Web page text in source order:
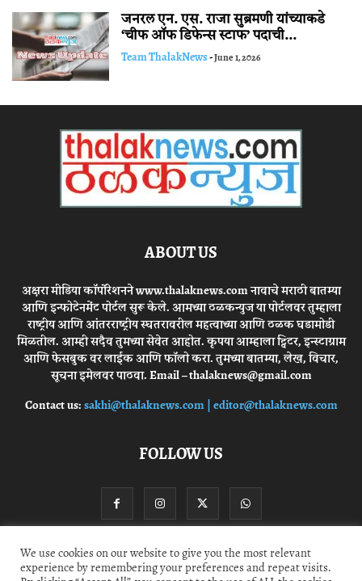
जनरल एन. एस. राजा सुब्रमणी यांच्याकडे
‘चीफ ऑफ डिफेन्स स्टाफ’ पदाची...
Team ThalakNews-June 1, 2026
ABOUT US
अक्षरा मीडिया कॉर्पोरेशनने www.thalaknews.com नावाचे मराठी बातम्या
आणि इन्फोटेनमेंट पोर्टल सुरू केले. आमच्या ठळकन्युज या पोर्टलवर तुम्हाला
राष्ट्रीय आणि आंतरराष्ट्रीय स्घतरावरील महत्वाच्या आणि ठळक घडामोडी
मिळतील. आम्ही सदैव तुमच्या सेवेत आहोत. कृपया आम्हाला ट्विटर, इन्स्टाग्राम
आणि फेसबुक वर लाईक आणि फॉलो करा. तुमच्या बातम्या, लेख, विचार,
सूचना इमेलवर पाठवा. Email – thalaknews@gmail.com
Contact us:sakhi@thalaknews.com | editor@thalaknews.com
FOLLOW US
Privacy Policy Contact Us
We use cookies on our website to give you the most relevant
experience by remembering your preferences and repeat visits.